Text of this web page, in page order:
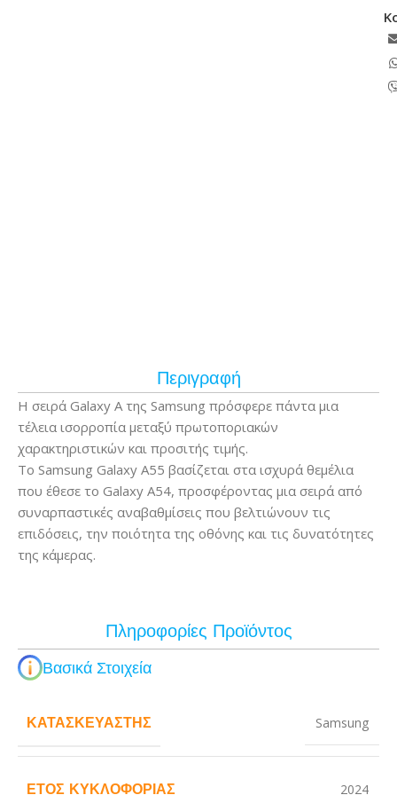
Περιγραφή
Η σειρά Galaxy A της Samsung πρόσφερε πάντα μια
τέλεια ισορροπία μεταξύ πρωτοποριακών
χαρακτηριστικών και προσιτής τιμής.
Το Samsung Galaxy A55 βασίζεται στα ισχυρά θεμέλια
που έθεσε το Galaxy A54, προσφέροντας μια σειρά από
συναρπαστικές αναβαθμίσεις που βελτιώνουν τις
επιδόσεις, την ποιότητα της οθόνης και τις δυνατότητες
της κάμερας.
Πληροφορίες Προϊόντος
Βασικά Στοιχεία
ΚΑΤΑΣΚΕΥΑΣΤΉΣ Samsung
ΈΤΟΣ ΚΥΚΛΟΦΟΡΊΑΣ 2024